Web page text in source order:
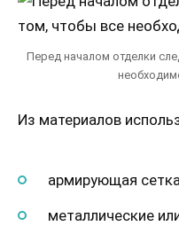
Перед началом отделки
Из материалов
армирующая
металлические